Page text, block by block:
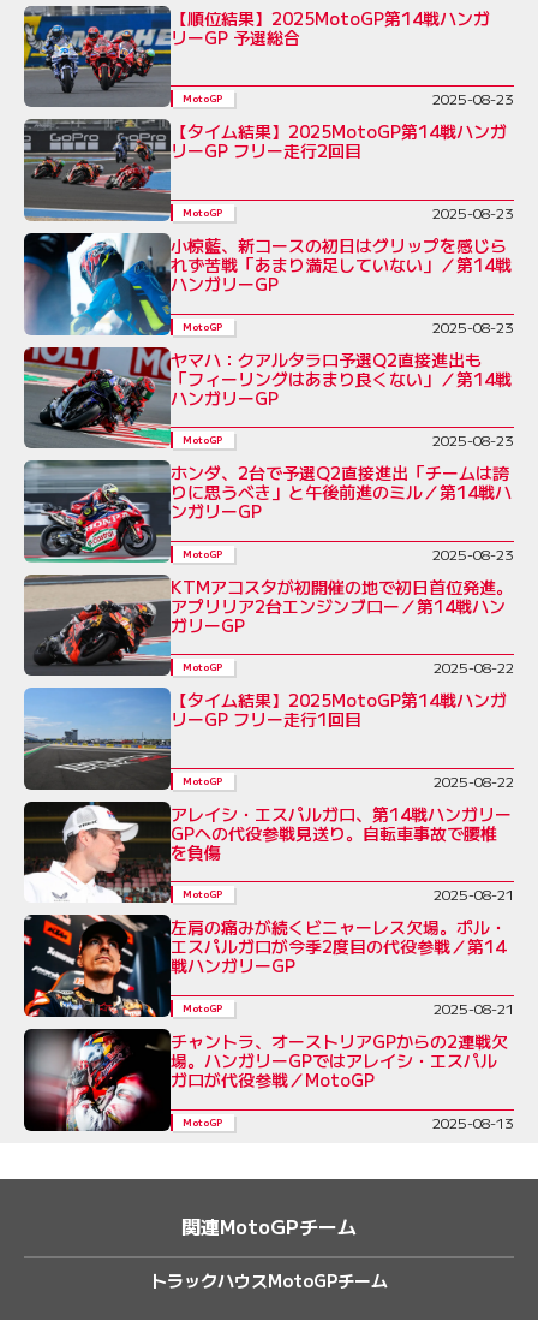
【順位結果】2025MotoGP第14戦ハンガ
リーGP 予選総合
MotoGP 2025-08-23
【タイム結果】2025MotoGP第14戦ハンガ
リーGP フリー走行2回目
MotoGP 2025-08-23
小椋藍、新コースの初日はグリップを感じら
れず苦戦「あまり満足していない」／第14戦
ハンガリーGP
MotoGP 2025-08-23
ヤマハ：クアルタラロ予選Q2直接進出も
「フィーリングはあまり良くない」／第14戦
ハンガリーGP
MotoGP 2025-08-23
ホンダ、2台で予選Q2直接進出「チームは誇
りに思うべき」と午後前進のミル／第14戦ハ
ンガリーGP
MotoGP 2025-08-23
KTMアコスタが初開催の地で初日首位発進。
アプリリア2台エンジンブロー／第14戦ハン
ガリーGP
MotoGP 2025-08-22
【タイム結果】2025MotoGP第14戦ハンガ
リーGP フリー走行1回目
MotoGP 2025-08-22
アレイシ・エスパルガロ、第14戦ハンガリー
GPへの代役参戦見送り。自転車事故で腰椎
を負傷
MotoGP 2025-08-21
左肩の痛みが続くビニャーレス欠場。ポル・
エスパルガロが今季2度目の代役参戦／第14
戦ハンガリーGP
MotoGP 2025-08-21
チャントラ、オーストリアGPからの2連戦欠
場。ハンガリーGPではアレイシ・エスパル
ガロが代役参戦／MotoGP
MotoGP 2025-08-13
関連MotoGPチーム
トラックハウスMotoGPチーム